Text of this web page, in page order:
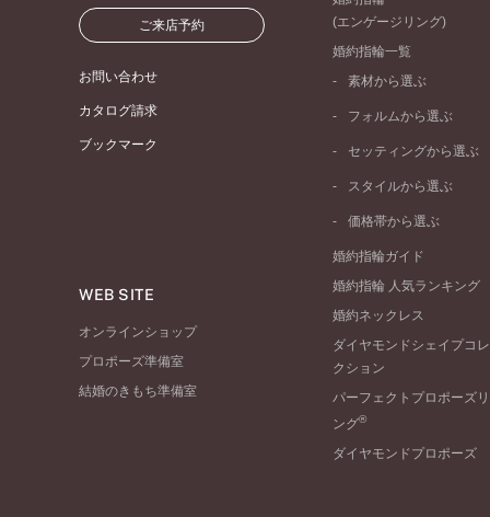
ご来店予約
お問い合わせ
カタログ請求
ブックマーク
WEB SITE
オンラインショップ
プロポーズ準備室
結婚のきもち準備室
(エンゲージリング)
婚約指輪一覧
素材から選ぶ
プラチナ
ピンクゴールド
ペールブラウンゴール
フォルムから選ぶ
ストレートライン
V字ライン
セッティングから選ぶ
ソリテール
ダブルサイドメレ
ラインメレ
スタイルから選ぶ
シンプル
モード
エレガント
ゴージャス
価格帯から選ぶ
50万円台～
20万円台～
10万円台～
婚約指輪ガイド
婚約指輪 人気ランキング
婚約ネックレス
ダイヤモンドシェイプコレ
クション
パーフェクトプロポーズリ
ング®
ダイヤモンドプロポーズ